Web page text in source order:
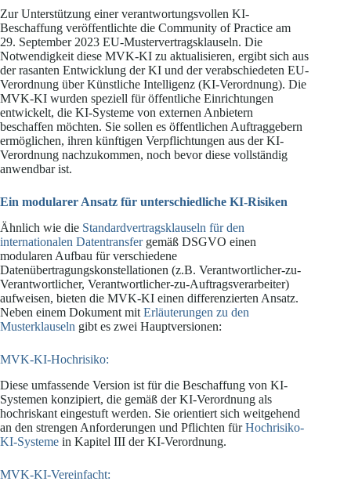
Zur Unterstützung einer verantwortungsvollen KI-
Beschaffung veröffentlichte die Community of Practice am
29. September 2023 EU-Mustervertragsklauseln. Die
Notwendigkeit diese MVK-KI zu aktualisieren, ergibt sich aus
der rasanten Entwicklung der KI und der verabschiedeten EU-
Verordnung über Künstliche Intelligenz (KI-Verordnung). Die
MVK-KI wurden speziell für öffentliche Einrichtungen
entwickelt, die KI-Systeme von externen Anbietern
beschaffen möchten. Sie sollen es öffentlichen Auftraggebern
ermöglichen, ihren künftigen Verpflichtungen aus der KI-
Verordnung nachzukommen, noch bevor diese vollständig
anwendbar ist.
Ein modularer Ansatz für unterschiedliche KI-Risiken
Ähnlich wie die Standardvertragsklauseln für den
internationalen Datentransfergemäß DSGVO einen
modularen Aufbau für verschiedene
Datenübertragungskonstellationen (z.B. Verantwortlicher-zu-
Verantwortlicher, Verantwortlicher-zu-Auftragsverarbeiter)
aufweisen, bieten die MVK-KI einen differenzierten Ansatz.
Neben einem Dokument mit Erläuterungen zu den
Musterklauseln gibt es zwei Hauptversionen:
MVK-KI-Hochrisiko:
Diese umfassende Version ist für die Beschaffung von KI-
Systemen konzipiert, die gemäß der KI-Verordnung als
hochriskant eingestuft werden. Sie orientiert sich weitgehend
an den strengen Anforderungen und Pflichten fürHochrisiko-
KI-Systeme in Kapitel III der KI-Verordnung.
MVK-KI-Vereinfacht: